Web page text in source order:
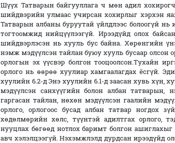
Шүүх Татварын байгууллага ч мөн адил
шийдвэрийн улмаас учирсан хохирлыг хэрхэн
Татварын албаны буруутай үйлдлээс болоогүй
тогтоомжид нийцүүлээгүй. Ирээдүйд олох
шийдвэрлэсэн нь хууль бус байна. Хөрөнгийн
нэмж мэдүүлсэн тайлан буюу хууль бусаар олсон
орлогын эх үүсвэр болгон тооцоолсон.Тухайн
орлого нь өөрөө хуулиар хамгаалагдах ёсгүй.
хуулийн 6.2-д Энэ хуулийн 6.1-д заасан хувь хүн,
мэдүүлсэн санхүүгийн болон албан
гаргасан тайлан, нөхөн мэдүүлсэн гаалийн
орлого, орлогоос бусад албан татвар ногдох
хөдөлмөрийн хөлс, түүнтэй адилтгах орлого,
нууцлах бөгөөд нотлох баримт болгон
авч хэлэлцээгүй. Нэхэмжлэлд дурдсан ирээдүйд